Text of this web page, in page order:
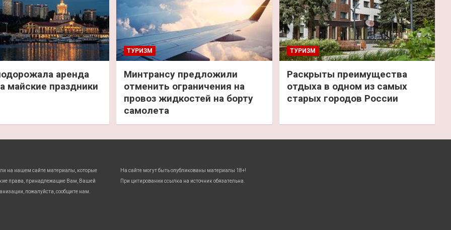
аренда
майские праздники
ТУРИЗМ
Минтрансу предложили
отменить ограничения на
провоз жидкостей на борту
самолета
ТУРИЗМ
Раскрыты преимущества
отдыха в одном из самых
старых городов России
на нашем сайте материалы, которые
права, принадлежащие Вам, Вашей
пожалуйста, сообщите нам.
На сайте могут быть опубликованы материалы 18+!
При цитировании ссылка на источник обязательна.